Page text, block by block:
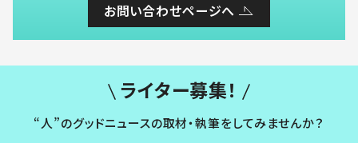
お問い合わせページへ
ライター募集！
“人”のグッドニュースの取材・執筆をしてみませんか？